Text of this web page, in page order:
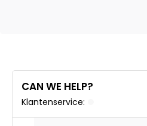
CAN WE HELP?
Klantenservice: